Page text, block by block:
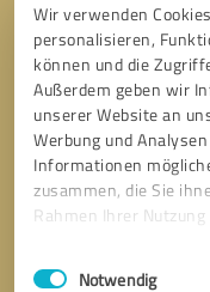
Wir verwenden
personalisieren,
können und die
Außerdem geben wir
unserer Website an
Werbung und
Informationen
zusammen, die Sie
Rahmen Ihrer
Impressum
Einwilligungsauswahl
Notwendig